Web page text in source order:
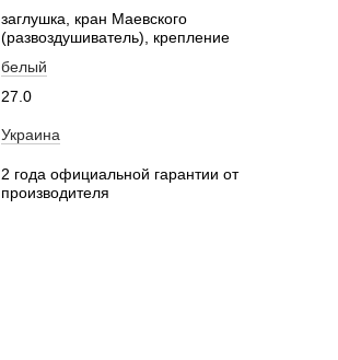
заглушка, кран Маевского
(развоздушиватель), крепление
белый
27.0
Украина
2 года официальной гарантии от
производителя